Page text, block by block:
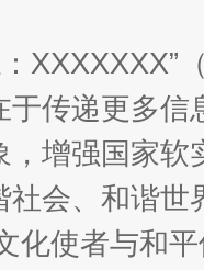
于传递更多
，增强国家
社会、和谐
化使者与和